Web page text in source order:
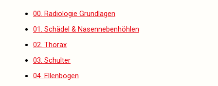
00. Radiologie Grundlagen
01. Schädel & Nasennebenhöhlen
02. Thorax
03. Schulter
04. Ellenbogen